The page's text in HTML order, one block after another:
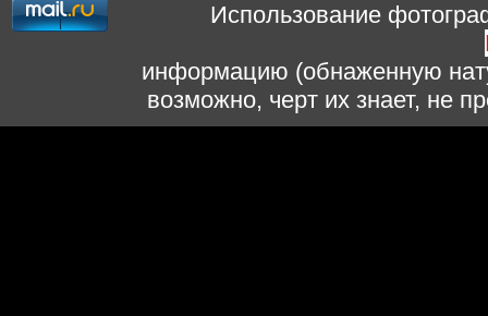
Использование
информацию (обнаженную
возможно, черт их знает, не